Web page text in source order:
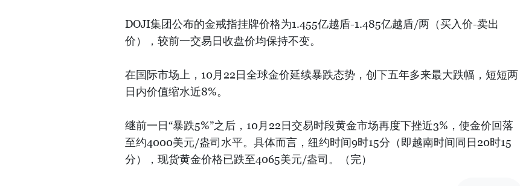
DOJI集团公布的金戒指挂牌价格为1.455亿越盾-1.485亿越盾/两（买入价-卖出
价），较前一交易日收盘价均保持不变。
在国际市场上，10月22日全球金价延续暴跌态势，创下五年多来最大跌幅，短短两
日内价值缩水近8%。
继前一日“暴跌5%”之后，10月22日交易时段黄金市场再度下挫近3%，使金价回落
至约4000美元/盎司水平。具体而言，纽约时间9时15分（即越南时间同日20时15
分），现货黄金价格已跌至4065美元/盎司。（完）